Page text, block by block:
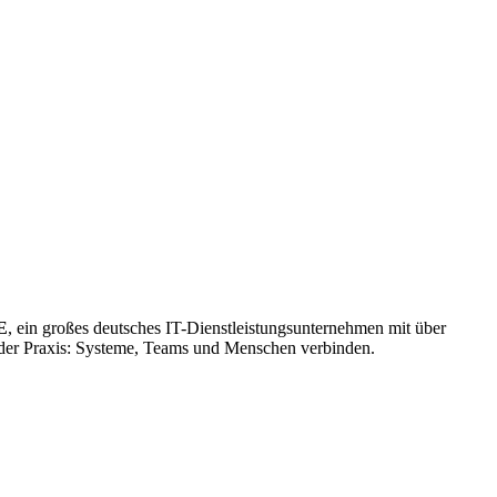
, ein großes deutsches IT-Dienstleistungsunternehmen mit über
Praxis: Systeme, Teams und Menschen verbinden.